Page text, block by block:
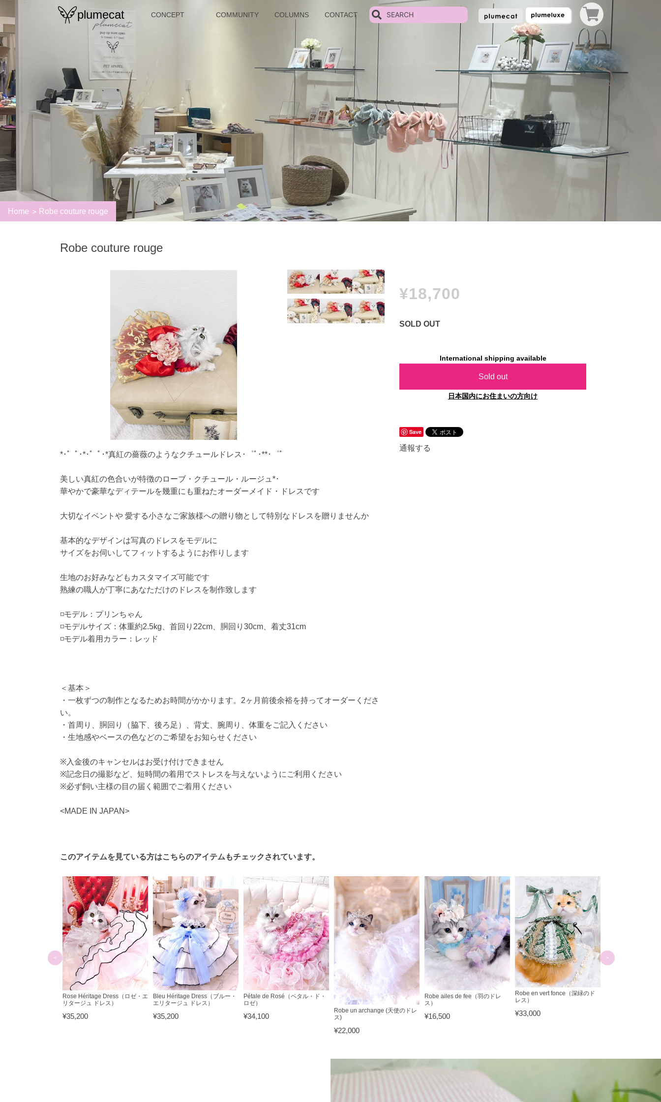
plumecat CONCEPT COMMUNITY COLUMNS CONTACT
Home Robe couture rouge
Robe couture rouge
*･゜ﾟ･*･゜ﾟ･*真紅の薔薇のようなクチュールドレス･゜ﾟ･**･゜ﾟ
美しい真紅の色合いが特徴のローブ・クチュール・ルージュ*･
華やかで豪華なディテールを幾重にも重ねたオーダーメイド・ドレスです
大切なイベントや 愛する小さなご家族様への贈り物として特別なドレスを贈りませんか
基本的なデザインは写真のドレスをモデルに
サイズをお伺いしてフィットするようにお作りします
生地のお好みなどもカスタマイズ可能です
熟練の職人が丁寧にあなただけのドレスを制作致します
◽️モデル：プリンちゃん
◽️モデルサイズ：体重約2.5kg、首回り22cm、胴回り30cm、着丈31cm
◽️モデル着用カラー：レッド
＜基本＞
・一枚ずつの制作となるためお時間がかかります。2ヶ月前後余裕を持ってオーダーくださ
い。
・首周り、胴回り（脇下、後ろ足）、背丈、腕周り、体重をご記入ください
・生地感やベースの色などのご希望をお知らせください
※入金後のキャンセルはお受け付けできません
※記念日の撮影など、短時間の着用でストレスを与えないようにご利用ください
※必ず飼い主様の目の届く範囲でご着用ください
<MADE IN JAPAN>
¥18,700
SOLD OUT
International shipping available
Sold out
日本国内にお住まいの方向け
Save
通報する
このアイテムを見ている方はこちらのアイテムもチェックされています。
Rose Héritage Dress（ロゼ・エ
リタージュ ドレス）
¥35,200
Bleu Héritage Dress（ブルー・
エリタージュ ドレス）
¥35,200
Pétale de Rosé（ペタル・ド・
ロゼ）
¥34,100
Robe un archange (天使のドレ
ス)
¥22,000
Robe ailes de fee（羽のドレ
ス）
¥16,500
Robe en vert fonce（深緑のド
レス）
¥33,000
リームシフォンのド
¥13,200